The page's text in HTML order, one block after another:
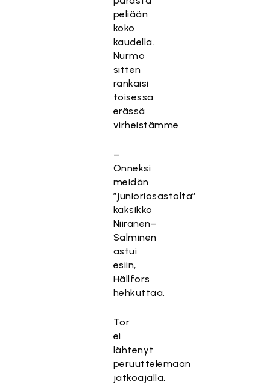
peliään
koko
kaudella.
Nurmo
sitten
rankaisi
toisessa
erässä
virheistämme.
–
Onneksi
meidän
”junioriosastolta”
kaksikko
Niiranen–
Salminen
astui
esiin,
Hällfors
hehkuttaa.
Tor
ei
lähtenyt
peruuttelemaan
jatkoajalla,